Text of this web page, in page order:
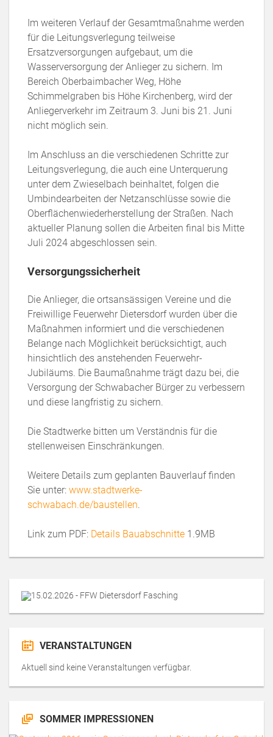
Im weiteren Verlauf der Gesamtmaßnahme werden
für die Leitungsverlegung teilweise
Ersatzversorgungen aufgebaut, um die
Wasserversorgung der Anlieger zu sichern. Im
Bereich Oberbaimbacher Weg, Höhe
Schimmelgraben bis Höhe Kirchenberg, wird der
Anliegerverkehr im Zeitraum 3. Juni bis 21. Juni
nicht möglich sein.
Im Anschluss an die verschiedenen Schritte zur
Leitungsverlegung, die auch eine Unterquerung
unter dem Zwieselbach beinhaltet, folgen die
Umbindearbeiten der Netzanschlüsse sowie die
Oberflächenwiederherstellung der Straßen. Nach
aktueller Planung sollen die Arbeiten final bis Mitte
Juli 2024 abgeschlossen sein.
Versorgungssicherheit
Die Anlieger, die ortsansässigen Vereine und die
Freiwillige Feuerwehr Dietersdorf wurden über die
Maßnahmen informiert und die verschiedenen
Belange nach Möglichkeit berücksichtigt, auch
hinsichtlich des anstehenden Feuerwehr-
Jubiläums. Die Baumaßnahme trägt dazu bei, die
Versorgung der Schwabacher Bürger zu verbessern
und diese langfristig zu sichern.
Die Stadtwerke bitten um Verständnis für die
stellenweisen Einschränkungen.
Weitere Details zum geplanten Bauverlauf finden
Sie unter: www.stadtwerke-
schwabach.de/baustellen.
Link zum PDF: Details Bauabschnitte 1.9MB
VERANSTALTUNGEN
Aktuell sind keine Veranstaltungen verfügbar.
SOMMER IMPRESSIONEN